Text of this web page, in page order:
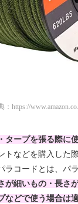
： https://
タープを張る際に
トなどを購入した
ラコードとは、パ
が細いもの・長さ
などで使う場合は